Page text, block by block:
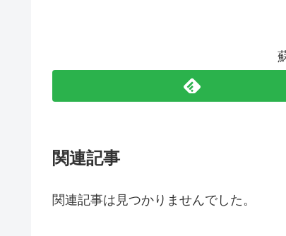
関連記事
関連記事は見つかりませんでした。